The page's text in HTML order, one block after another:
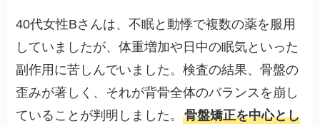
40代女性Bさんは、不眠と動悸で複数の薬を服用
していましたが、体重増加や日中の眠気といった
副作用に苦しんでいました。検査の結果、骨盤の
歪みが著しく、それが背骨全体のバランスを崩し
ていることが判明しました。骨盤矯正を中心とし